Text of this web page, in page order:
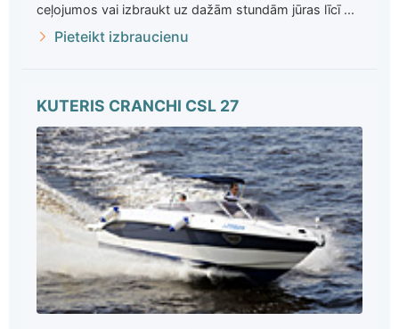
ceļojumos vai izbraukt uz dažām stundām jūras līcī ...
Pieteikt izbraucienu
KUTERIS CRANCHI CSL 27